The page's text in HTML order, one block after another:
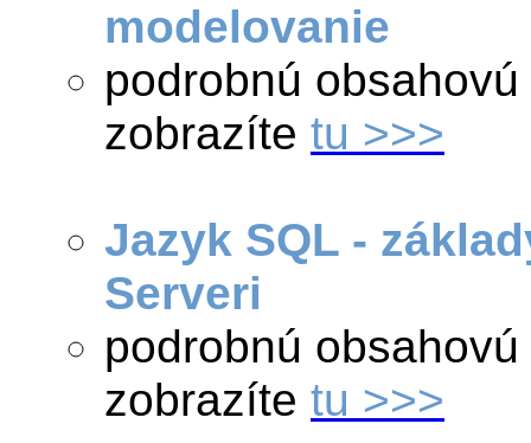
modelovanie
podrobnú
zobrazíte tu >>>
Jazyk SQL -
Serveri
podrobnú
zobrazíte tu >>>